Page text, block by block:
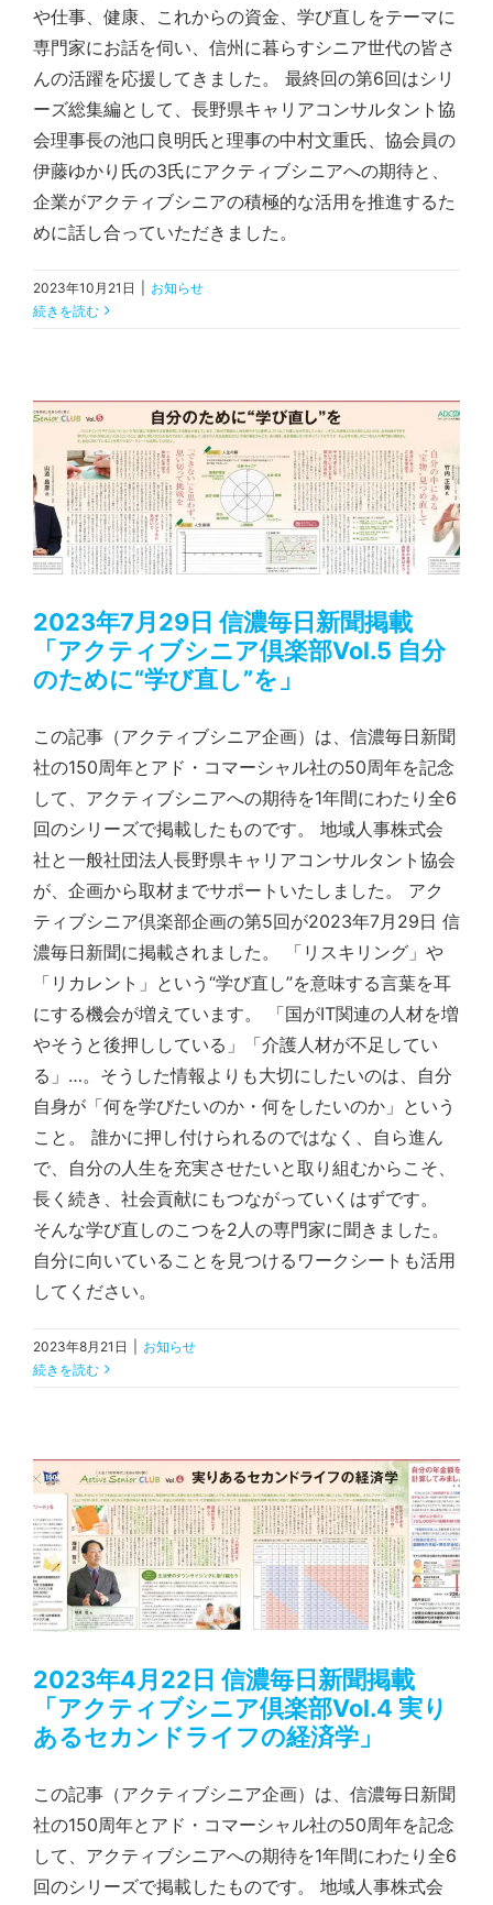
や仕事、健康、これからの資金、学び直しをテーマに
専門家にお話を伺い、信州に暮らすシニア世代の皆さ
んの活躍を応援してきました。 最終回の第6回はシリ
ーズ総集編として、長野県キャリアコンサルタント協
会理事長の池口良明氏と理事の中村文重氏、協会員の
伊藤ゆかり氏の3氏にアクティブシニアへの期待と、
企業がアクティブシニアの積極的な活用を推進するた
めに話し合っていただきました。
2023年10月21日
お知らせ
続きを読む
2023年7月29日 信濃毎日新聞掲載
「アクティブシニア倶楽部Vol.5 自分
のために“学び直し”を」
この記事（アクティブシニア企画）は、信濃毎日新聞
社の150周年とアド・コマーシャル社の50周年を記念
して、アクティブシニアへの期待を1年間にわたり全6
回のシリーズで掲載したものです。 地域人事株式会
社と一般社団法人長野県キャリアコンサルタント協会
が、企画から取材までサポートいたしました。 アク
ティブシニア倶楽部企画の第5回が2023年7月29日 信
濃毎日新聞に掲載されました。 「リスキリング」や
「リカレント」という“学び直し”を意味する言葉を耳
にする機会が増えています。 「国がIT関連の人材を増
やそうと後押ししている」「介護人材が不足してい
る」…。そうした情報よりも大切にしたいのは、自分
自身が「何を学びたいのか・何をしたいのか」という
こと。 誰かに押し付けられるのではなく、自ら進ん
で、自分の人生を充実させたいと取り組むからこそ、
長く続き、社会貢献にもつながっていくはずです。
そんな学び直しのこつを2人の専門家に聞きました。
自分に向いていることを見つけるワークシートも活用
してください。
2023年8月21日
お知らせ
続きを読む
2023年4月22日 信濃毎日新聞掲載
「アクティブシニア倶楽部Vol.4 実り
あるセカンドライフの経済学」
この記事（アクティブシニア企画）は、信濃毎日新聞
社の150周年とアド・コマーシャル社の50周年を記念
して、アクティブシニアへの期待を1年間にわたり全6
回のシリーズで掲載したものです。 地域人事株式会